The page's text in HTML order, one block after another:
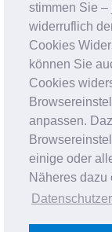
stimmen Sie –
widerruflich
Cookies
können Sie
Cookies
anpassen.
einige oder
Näheres dazu